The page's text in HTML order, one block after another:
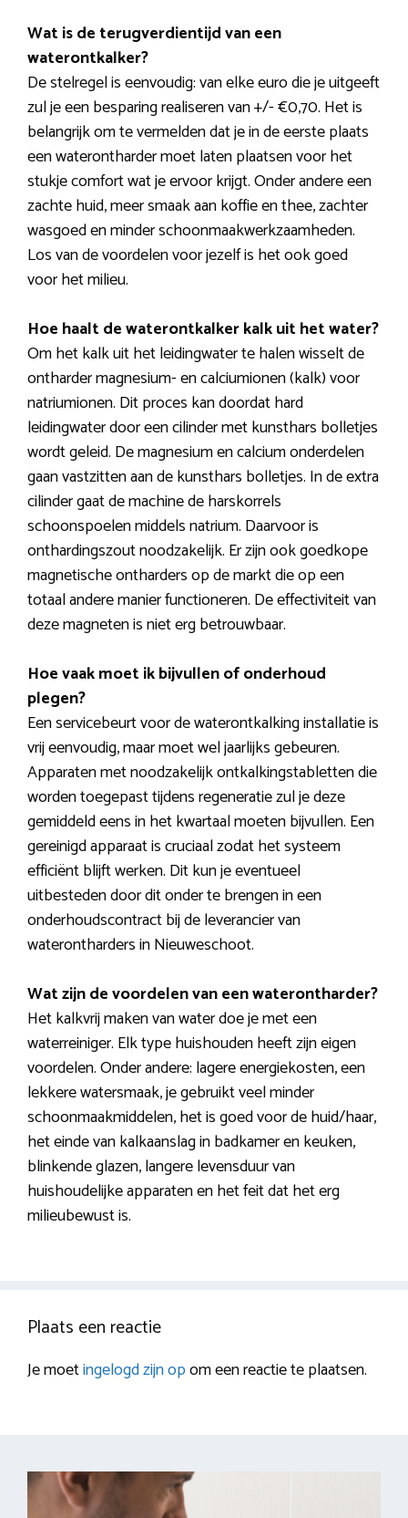
Wat is de terugverdientijd van een
waterontkalker?
De stelregel is eenvoudig: van elke euro die je uitgeeft
zul je een besparing realiseren van +/- €0,70. Het is
belangrijk om te vermelden dat je in de eerste plaats
een waterontharder moet laten plaatsen voor het
stukje comfort wat je ervoor krijgt. Onder andere een
zachte huid, meer smaak aan koffie en thee, zachter
wasgoed en minder schoonmaakwerkzaamheden.
Los van de voordelen voor jezelf is het ook goed
voor het milieu.
Hoe haalt de waterontkalker kalk uit het water?
Om het kalk uit het leidingwater te halen wisselt de
ontharder magnesium- en calciumionen (kalk) voor
natriumionen. Dit proces kan doordat hard
leidingwater door een cilinder met kunsthars bolletjes
wordt geleid. De magnesium en calcium onderdelen
gaan vastzitten aan de kunsthars bolletjes. In de extra
cilinder gaat de machine de harskorrels
schoonspoelen middels natrium. Daarvoor is
onthardingszout noodzakelijk. Er zijn ook goedkope
magnetische ontharders op de markt die op een
totaal andere manier functioneren. De effectiviteit van
deze magneten is niet erg betrouwbaar.
Hoe vaak moet ik bijvullen of onderhoud
plegen?
Een servicebeurt voor de waterontkalking installatie is
vrij eenvoudig, maar moet wel jaarlijks gebeuren.
Apparaten met noodzakelijk ontkalkingstabletten die
worden toegepast tijdens regeneratie zul je deze
gemiddeld eens in het kwartaal moeten bijvullen. Een
gereinigd apparaat is cruciaal zodat het systeem
efficiënt blijft werken. Dit kun je eventueel
uitbesteden door dit onder te brengen in een
onderhoudscontract bij de leverancier van
waterontharders in Nieuweschoot.
Wat zijn de voordelen van een waterontharder?
Het kalkvrij maken van water doe je met een
waterreiniger. Elk type huishouden heeft zijn eigen
voordelen. Onder andere: lagere energiekosten, een
lekkere watersmaak, je gebruikt veel minder
schoonmaakmiddelen, het is goed voor de huid/haar,
het einde van kalkaanslag in badkamer en keuken,
blinkende glazen, langere levensduur van
huishoudelijke apparaten en het feit dat het erg
milieubewust is.
Plaats een reactie
Je moetingelogd zijn opom een reactie te plaatsen.